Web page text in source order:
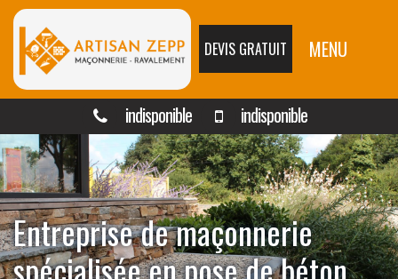
DEVIS GRATUIT MENU
indisponible indisponible
Entreprise de maçonnerie